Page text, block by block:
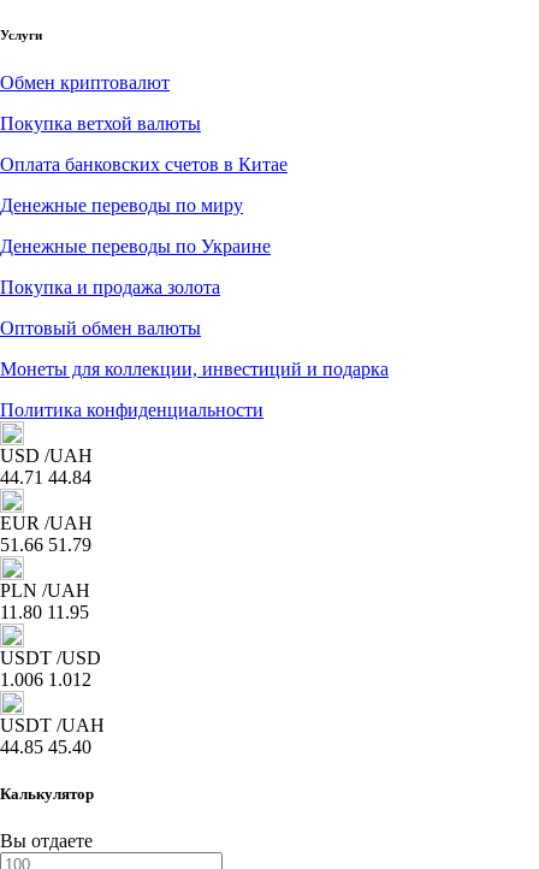
Услуги
Обмен криптовалют
Покупка ветхой валюты
Оплата банковских счетов в Китае
Денежные переводы по миру
Денежные переводы по Украине
Покупка и продажа золота
Оптовый обмен валюты
Монеты для коллекции, инвестиций и подарка
Политика конфиденциальности
USD /UAH
44.71 44.84
EUR /UAH
51.66 51.79
PLN /UAH
11.80 11.95
USDT /USD
1.006 1.012
USDT /UAH
44.85 45.40
Калькулятор
Вы отдаете